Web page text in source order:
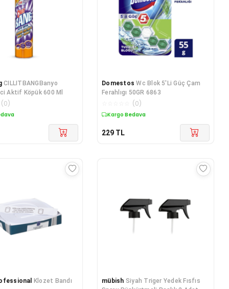
CILLITBANGBanyo
Aktif Köpük 600 Ml
(0)
Domestos Wc Blok 5'Li Güç Çam
Ferahlıgı 50GR 6863
(0)
Kargo Bedava
229 TL
Klozet Bandı
mübish Siyah Triger Yedek Fısfıs